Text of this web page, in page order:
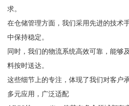
求。
在仓储管理方面，我们采用先进的技术
中保持稳定。
同时，我们的物流系统高效可靠，能够
料按时送达。
这些细节上的专注，体现了我们对客户
多元应用，广泛适配